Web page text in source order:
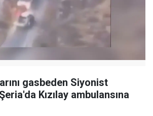
gasbeden Siyonist
Kızılay ambulansına